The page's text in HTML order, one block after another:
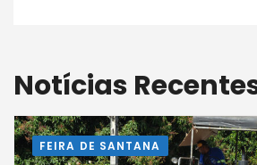
Notícias
FEIRA DE SANTANA